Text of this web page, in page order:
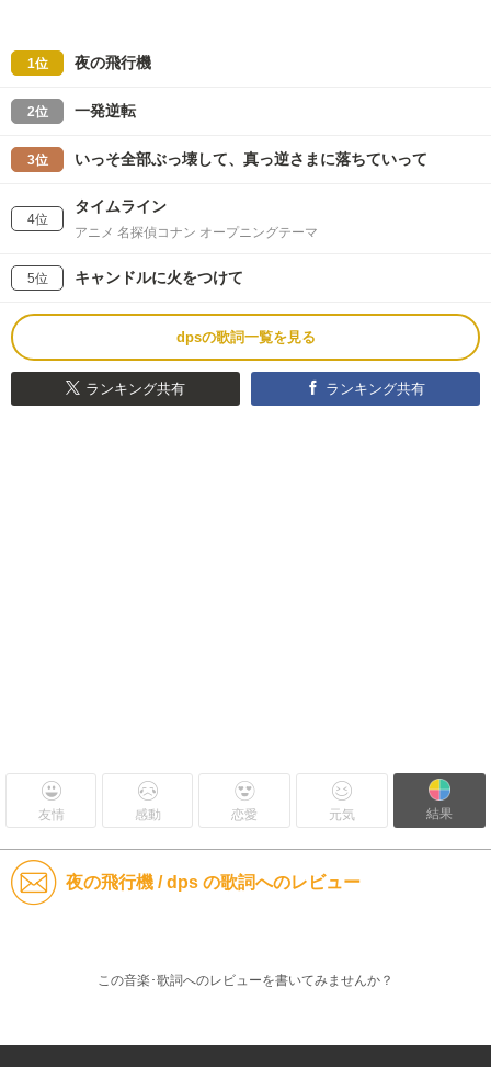
1位 夜の飛行機
2位 一発逆転
3位 いっそ全部ぶっ壊して、真っ逆さまに落ちていって
4位
タイムライン
アニメ 名探偵コナン オープニングテーマ
5位 キャンドルに火をつけて
dpsの歌詞一覧を見る
ランキング共有 ランキング共有
友情 感動 恋愛 元気 結果
夜の飛行機 / dps の歌詞へのレビュー
この音楽･歌詞へのレビューを書いてみませんか？